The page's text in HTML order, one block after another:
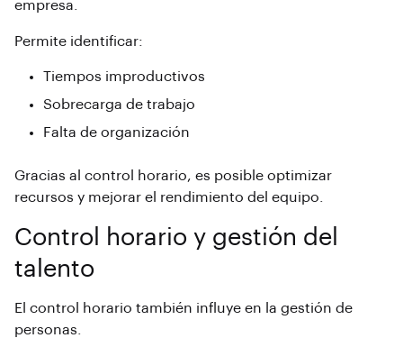
empresa.
Permite identificar:
Tiempos improductivos
Sobrecarga de trabajo
Falta de organización
Gracias al control horario, es posible optimizar
recursos y mejorar el rendimiento del equipo.
Control horario y gestión del
talento
El control horario también influye en la gestión de
personas.